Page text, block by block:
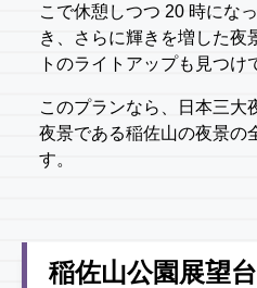
こで休憩しつつ 20 時にな
き、さらに輝きを増した夜
トのライトアップも見つけ
このプランなら、日本三大
夜景である稲佐山の夜景の
す。
稲佐山公園展望